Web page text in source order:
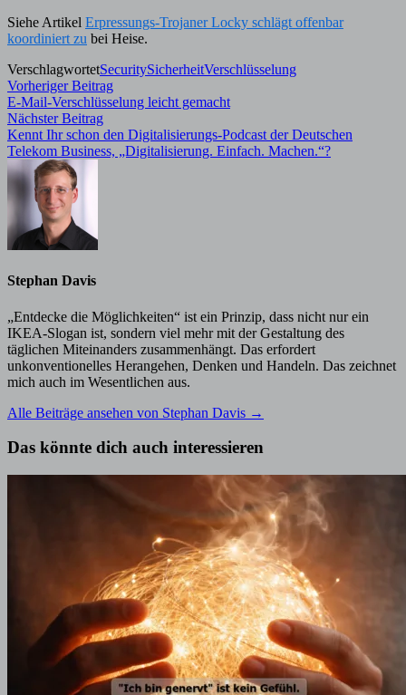
Siehe Artikel Erpressungs-Trojaner Locky schlägt offenbar
koordiniert zu bei Heise.
VerschlagwortetSecuritySicherheitVerschlüsselung
Beitragsnavigation
Vorheriger BeitragVorheriger
Beitrag:
E-Mail-Verschlüsselung leicht gemacht
Nächster BeitragNächster
Beitrag:
Kennt Ihr schon den Digitalisierungs-Podcast der Deutschen
Telekom Business, „Digitalisierung. Einfach. Machen.“?
Stephan Davis
„Entdecke die Möglichkeiten“ ist ein Prinzip, dass nicht nur ein
IKEA-Slogan ist, sondern viel mehr mit der Gestaltung des
täglichen Miteinanders zusammenhängt. Das erfordert
unkonventionelles Herangehen, Denken und Handeln. Das zeichnet
mich auch im Wesentlichen aus.
Alle Beiträge ansehen von Stephan Davis →
Das könnte dich auch interessieren